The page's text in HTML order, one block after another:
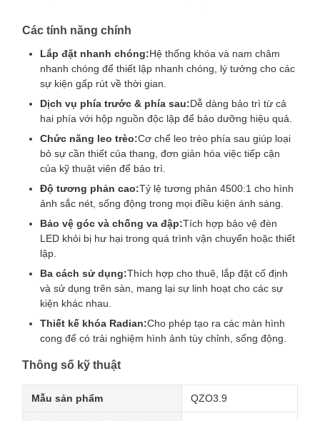
Các tính năng chính
Lắp đặt nhanh chóng:Hệ thống khóa và nam châm
nhanh chóng để thiết lập nhanh chóng, lý tưởng cho các
sự kiện gấp rút về thời gian.
Dịch vụ phía trước & phía sau:Dễ dàng bảo trì từ cả
hai phía với hộp nguồn độc lập để bảo dưỡng hiệu quả.
Chức năng leo trèo:Cơ chế leo trèo phía sau giúp loại
bỏ sự cần thiết của thang, đơn giản hóa việc tiếp cận
của kỹ thuật viên để bảo trì.
Độ tương phản cao:Tỷ lệ tương phản 4500:1 cho hình
ảnh sắc nét, sống động trong mọi điều kiện ánh sáng.
Bảo vệ góc và chống va đập:Tích hợp bảo vệ đèn
LED khỏi bị hư hại trong quá trình vận chuyển hoặc thiết
lập.
Ba cách sử dụng:Thích hợp cho thuê, lắp đặt cố định
và sử dụng trên sàn, mang lại sự linh hoạt cho các sự
kiện khác nhau.
Thiết kế khóa Radian:Cho phép tạo ra các màn hình
cong để có trải nghiệm hình ảnh tùy chỉnh, sống động.
Thông số kỹ thuật
Mẫu sản phẩm QZO3.9